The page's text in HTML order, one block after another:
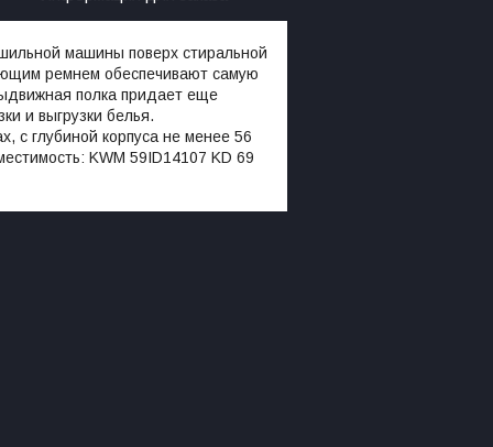
машины поверх стиральной
ремнем обеспечивают самую
полка придает еще
и выгрузки белья.
с глубиной корпуса не менее 56
KWM 59ID14107 KD 69